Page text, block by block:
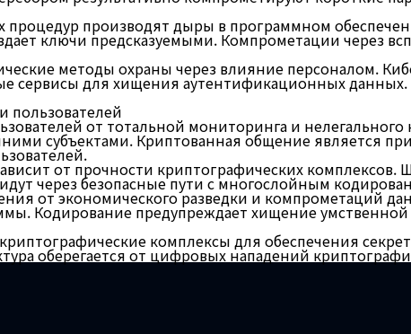
производят дыры в программном
ключи предсказуемыми. Компрометации через
методы охраны через влияние персоналом.
для хищения аутентификационных данных.
пользователей
от тотальной мониторинга и
субъектами. Криптованная общение является
от прочности криптографических
через безопасные пути с многослойным
от экономического разведки и
Кодирование предупреждает хищение
комплексы для обеспечения
оберегается от цифровых нападений